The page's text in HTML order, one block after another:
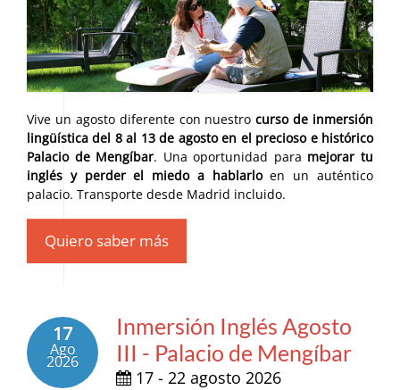
Vive un agosto diferente con nuestrocurso de inmersión
lingüística del 8 al 13 de agosto en el precioso e histórico
Palacio de Mengíbar. Una oportunidad para mejorar tu
inglés y perder el miedo a hablarloen un auténtico
palacio. Transporte desde Madrid incluido.
Quiero saber más
17
Ago
2026
Inmersión Inglés Agosto
III - Palacio de Mengíbar
17 - 22 agosto 2026